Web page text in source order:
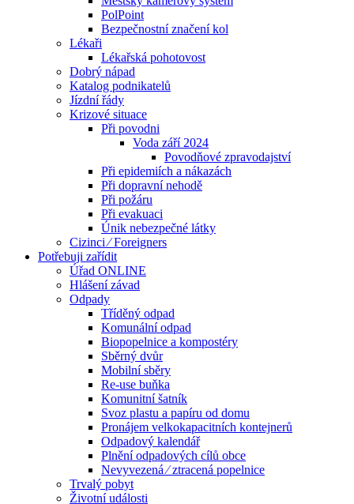
PolPoint
Bezpečnostní značení kol
Lékaři
Lékařská pohotovost
Dobrý nápad
Katalog podnikatelů
Jízdní řády
Krizové situace
Při povodni
Voda září 2024
Povodňové zpravodajství
Při epidemiích a nákazách
Při dopravní nehodě
Při požáru
Při evakuaci
Únik nebezpečné látky
Cizinci ⁄ Foreigners
Potřebuji zařídit
Úřad ONLINE
Hlášení závad
Odpady
Tříděný odpad
Komunální odpad
Biopopelnice a kompostéry
Sběrný dvůr
Mobilní sběry
Re-use buňka
Komunitní šatník
Svoz plastu a papíru od domu
Pronájem velkokapacitních kontejnerů
Odpadový kalendář
Plnění odpadových cílů obce
Nevyvezená ⁄ ztracená popelnice
Trvalý pobyt
Životní události